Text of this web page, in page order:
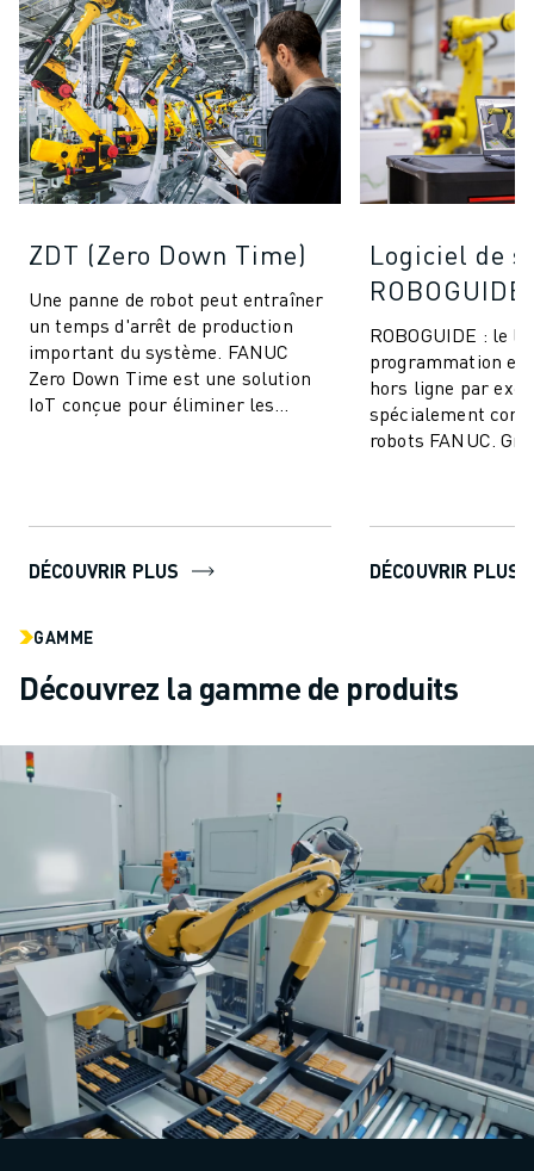
ZDT (Zero Down Time)
Une panne de robot peut entraîner
un temps d'arrêt de production
important du système. FANUC
Zero Down Time est une solution
IoT conçue pour éliminer les
DÉCOUVRIR PLUS
Logiciel de
ROBOGUIDE
ROBOGUIDE : le
programmation et
hors ligne par
spécialement
robots FANUC.
DÉCOUVRIR PLUS
GAMME
Découvrez la gamme de produits